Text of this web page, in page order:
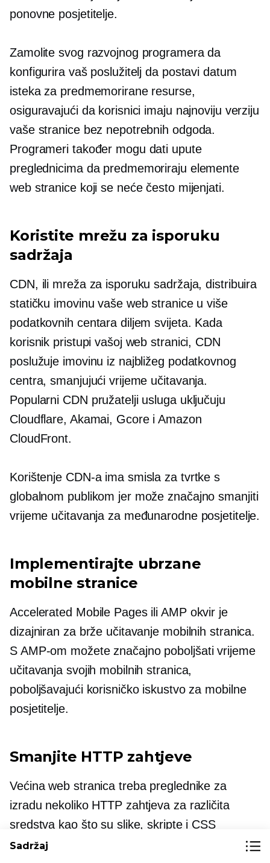
ponovne posjetitelje.
Zamolite svog razvojnog programera da
konfigurira vaš poslužitelj da postavi datum
isteka za predmemorirane resurse,
osiguravajući da korisnici imaju najnoviju verziju
vaše stranice bez nepotrebnih odgoda.
Programeri također mogu dati upute
preglednicima da predmemoriraju elemente
web stranice koji se neće često mijenjati.
Koristite mrežu za isporuku
sadržaja
CDN, ili mreža za isporuku sadržaja, distribuira
statičku imovinu vaše web stranice u više
podatkovnih centara diljem svijeta. Kada
korisnik pristupi vašoj web stranici, CDN
poslužuje imovinu iz najbližeg podatkovnog
centra, smanjujući vrijeme učitavanja.
Popularni CDN pružatelji usluga uključuju
Cloudflare, Akamai, Gcore i Amazon
CloudFront.
Korištenje CDN-a ima smisla za tvrtke s
globalnom publikom jer može značajno smanjiti
vrijeme učitavanja za međunarodne posjetitelje.
Implementirajte ubrzane
mobilne stranice
Accelerated Mobile Pages ili AMP okvir je
dizajniran za brže učitavanje mobilnih stranica.
S AMP-om možete značajno poboljšati vrijeme
učitavanja svojih mobilnih stranica,
poboljšavajući korisničko iskustvo za mobilne
posjetitelje.
Smanjite HTTP zahtjeve
Većina web stranica treba preglednike za
izradu nekoliko HTTP zahtjeva za različita
sredstva kao što su slike, skripte i CSS
datoteke. Zapravo, neke stranice zahtijevaju
Sadržaj